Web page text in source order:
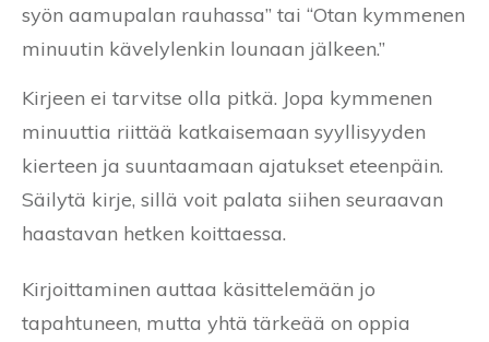
syön aamupalan rauhassa” tai “Otan kymmenen
minuutin kävelylenkin lounaan jälkeen.”
Kirjeen ei tarvitse olla pitkä. Jopa kymmenen
minuuttia riittää katkaisemaan syyllisyyden
kierteen ja suuntaamaan ajatukset eteenpäin.
Säilytä kirje, sillä voit palata siihen seuraavan
haastavan hetken koittaessa.
Kirjoittaminen auttaa käsittelemään jo
tapahtuneen, mutta yhtä tärkeää on oppia